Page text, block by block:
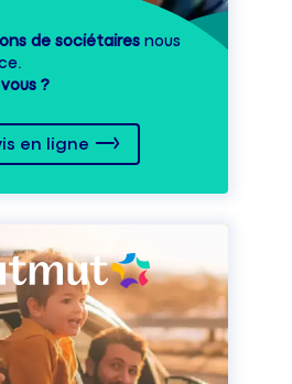
de sociétaires nous
?
en ligne